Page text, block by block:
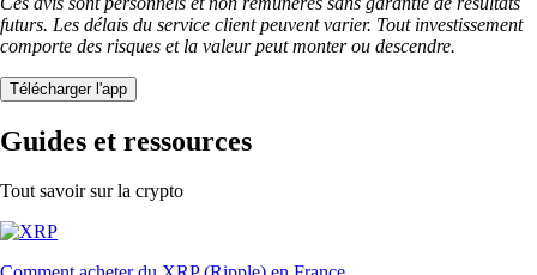
futurs. Les délais du service client peuvent varier. Tout investissement
comporte des risques et la valeur peut monter ou descendre.
Télécharger l'app
Guides et ressources
Tout savoir sur la crypto